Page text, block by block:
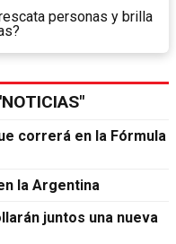
personas y brilla
correrá en la Fórmula
la Argentina
juntos una nueva